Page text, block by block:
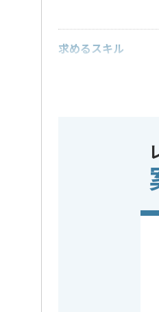
求めるスキル